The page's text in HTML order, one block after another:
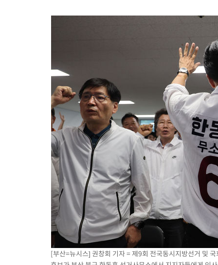
[부산=뉴시스] 권창회 기자 = 제9회 전국동시지방선거 및